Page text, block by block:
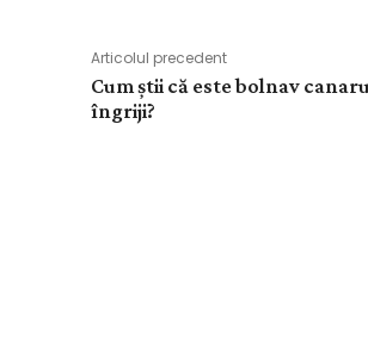
Articolul precedent
Cum știi că este bolnav
îngriji?